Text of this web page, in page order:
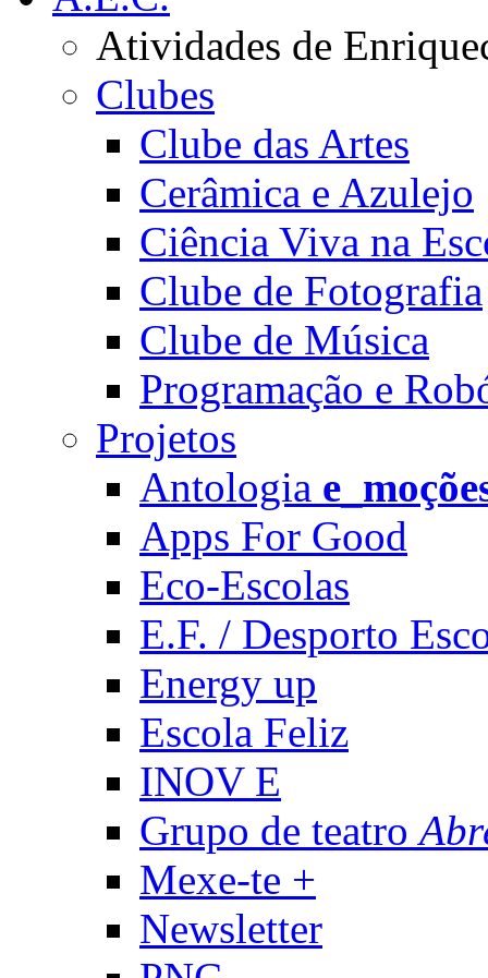
Atividades de
Clubes
Clube das Artes
Cerâmica e Azulejo
Ciência Viva na
Clube de Fotografia
Clube de Música
Programação e
Projetos
Antologia
Apps For Good
Eco-Escolas
E.F. / Desporto
Energy up
Escola Feliz
INOV E
Grupo de teatro
Mexe-te +
Newsletter